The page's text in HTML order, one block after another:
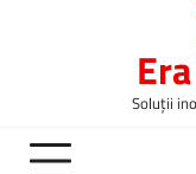
Soluții